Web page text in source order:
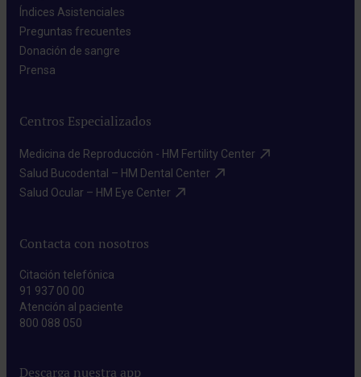
Índices Asistenciales​
Preguntas frecuentes​
Donación de sangre​
Prensa​
Centros Especializados
Medicina de Reproducción - HM Fertility Center​
Salud Bucodental – HM Dental Center​
Salud Ocular – HM Eye Center​
Contacta con nosotros
Citación telefónica
91 937 00 00
Atención al paciente
800 088 050
Descarga nuestra app